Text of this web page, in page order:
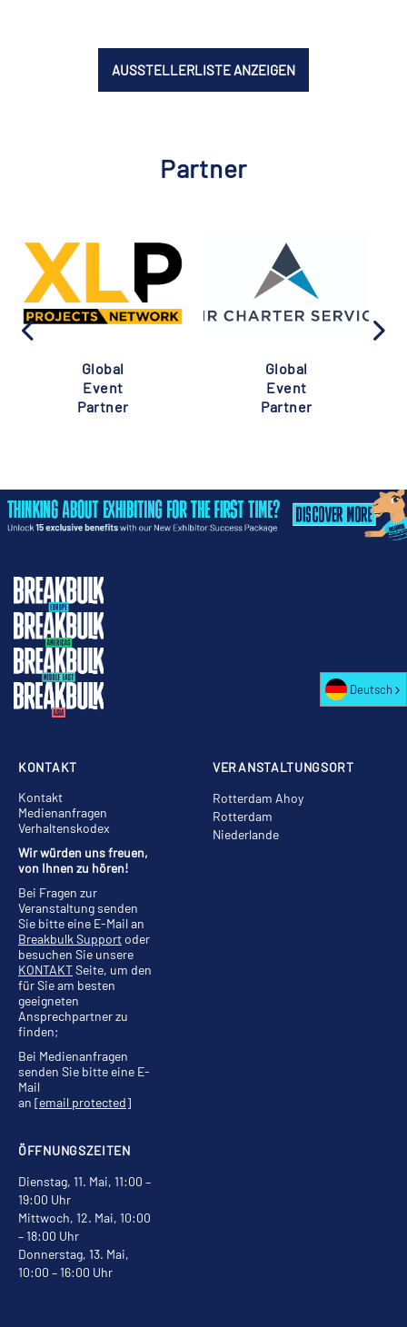
AUSSTELLERLISTE ANZEIGEN
Partner
Global
Event
Partner
Global
Event
Partner
VERANSTALTUNGSORT
Rotterdam Ahoy
Rotterdam
Niederlande
ÖFFNUNGSZEITEN
Dienstag, 11. Mai, 11:00 –
19:00 Uhr
Mittwoch, 12. Mai, 10:00
– 18:00 Uhr
Donnerstag, 13. Mai,
10:00 – 16:00 Uhr
KONTAKT
Kontakt
Medienanfragen
Verhaltenskodex
Wir würden uns freuen,
von Ihnen zu hören!
Bei Fragen zur
Veranstaltung senden
Sie bitte eine E-Mail an
Breakbulk Supportoder
besuchen Sie unsere
KONTAKTSeite, um den
für Sie am besten
geeigneten
Ansprechpartner zu
finden;
Bei Medienanfragen
senden Sie bitte eine E-
Mail
an [email protected]
Deutsch